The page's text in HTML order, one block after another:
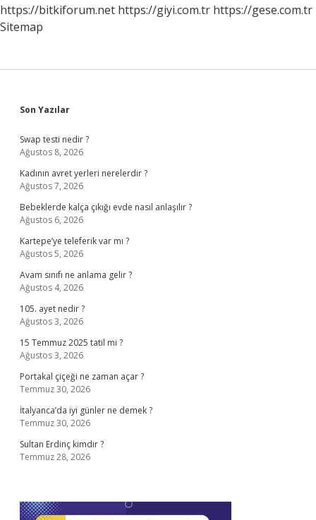
https://bitkiforum.net https://giyi.com.tr https://gese.com.tr
Sitemap
Sidebar
Son Yazılar
Swap testi nedir ?
Ağustos 8, 2026
Kadının avret yerleri nerelerdir ?
Ağustos 7, 2026
Bebeklerde kalça çıkığı evde nasıl anlaşılır ?
Ağustos 6, 2026
Kartepe’ye teleferik var mı ?
Ağustos 5, 2026
Avam sınıfı ne anlama gelir ?
Ağustos 4, 2026
105. ayet nedir ?
Ağustos 3, 2026
15 Temmuz 2025 tatil mi ?
Ağustos 3, 2026
Portakal çiçeği ne zaman açar ?
Temmuz 30, 2026
İtalyanca’da iyi günler ne demek ?
Temmuz 30, 2026
Sultan Erdinç kimdir ?
Temmuz 28, 2026